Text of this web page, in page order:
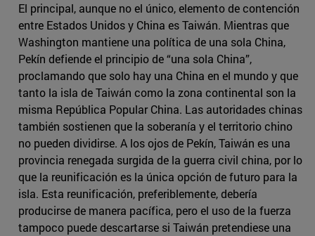
El principal, aunque no el único, elemento de contención
entre Estados Unidos y China es Taiwán. Mientras que
Washington mantiene una política de una sola China,
Pekín defiende el principio de “una sola China”,
proclamando que solo hay una China en el mundo y que
tanto la isla de Taiwán como la zona continental son la
misma República Popular China. Las autoridades chinas
también sostienen que la soberanía y el territorio chino
no pueden dividirse. A los ojos de Pekín, Taiwán es una
provincia renegada surgida de la guerra civil china, por lo
que la reunificación es la única opción de futuro para la
isla. Esta reunificación, preferiblemente, debería
producirse de manera pacífica, pero el uso de la fuerza
tampoco puede descartarse si Taiwán pretendiese una